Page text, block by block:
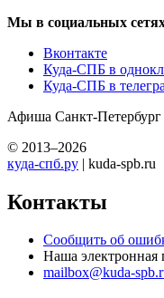
Мы в социальных
Вконтакте
Куда-СПБ в
Куда-СПБ в
Афиша Санкт-Петербург
© 2013–2026
куда-спб.ру | kuda-spb.ru
Контакты
Сообщить об
Наша электронная
mailbox@kuda-